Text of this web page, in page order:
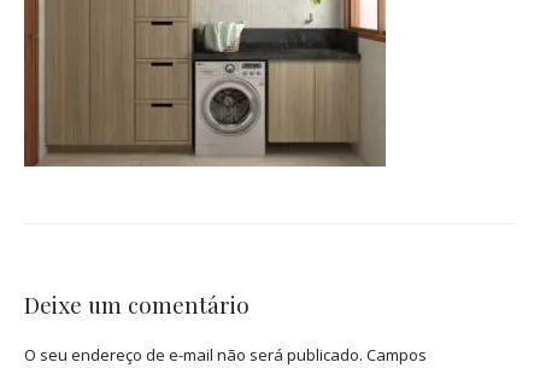
Deixe um comentário
O seu endereço de e-mail não será publicado. Campos